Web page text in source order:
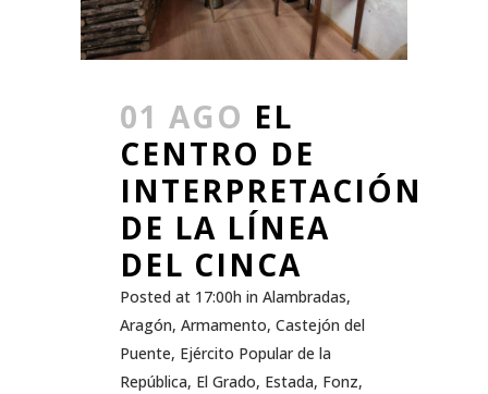
01 AGO EL
CENTRO DE
INTERPRETACIÓN
DE LA LÍNEA
DEL CINCA
Posted at 17:00h in Alambradas,
Aragón, Armamento, Castejón del
Puente, Ejército Popular de la
República, El Grado, Estada, Fonz,